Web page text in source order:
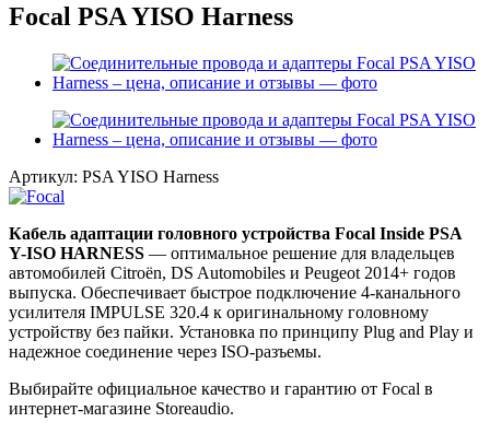
Focal PSA YISO Harness
Артикул: PSA YISO Harness
Кабель адаптации головного устройства Focal Inside PSA
Y-ISO HARNESS — оптимальное решение для владельцев
автомобилей Citroën, DS Automobiles и Peugeot 2014+ годов
выпуска. Обеспечивает быстрое подключение 4-канального
усилителя IMPULSE 320.4 к оригинальному головному
устройству без пайки. Установка по принципу Plug and Play и
надежное соединение через ISO-разъемы.
Выбирайте официальное качество и гарантию от Focal в
интернет-магазине Storeaudio.